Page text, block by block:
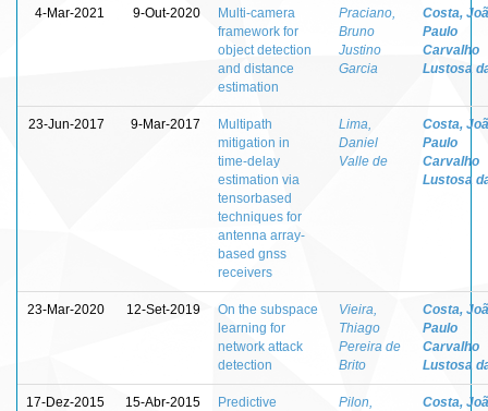
4-Mar-2021 9-Out-2020
Multi-camera
framework for
object detection
and distance
estimation
Praciano,
Bruno
Justino
Garcia
Costa,
Paulo
Carvalho
Lustosa
23-Jun-2017 9-Mar-2017
Multipath
mitigation in
time-delay
estimation via
tensorbased
techniques for
antenna array-
based gnss
receivers
Lima,
Daniel
Valle de
Costa,
Paulo
Carvalho
Lustosa
23-Mar-2020 12-Set-2019
On the subspace
learning for
network attack
detection
Vieira,
Thiago
Pereira de
Brito
Costa,
Paulo
Carvalho
Lustosa
17-Dez-2015 15-Abr-2015
Predictive
Pilon,
Costa,